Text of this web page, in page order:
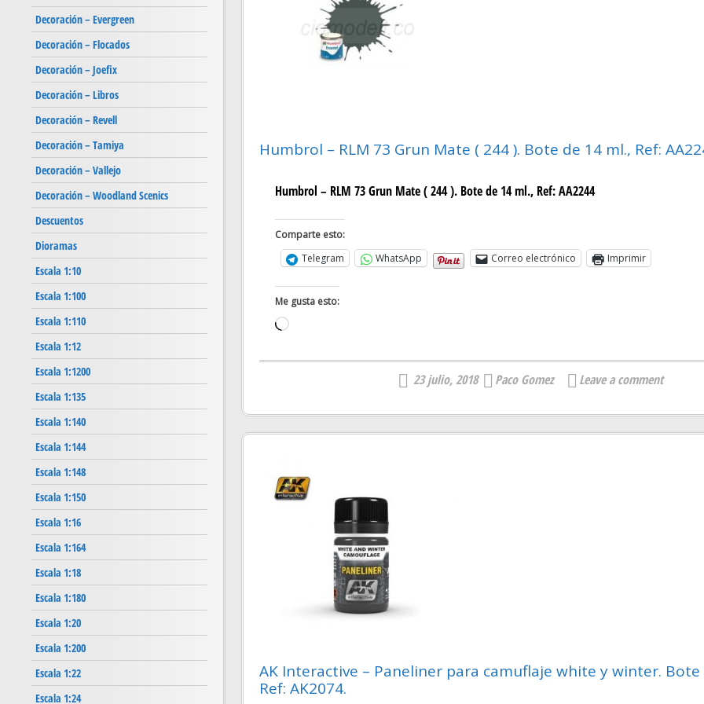
Humbrol – RLM 73 Grun Mate ( 244 ). Bote de 14 ml., Ref:
Humbrol – RLM 73 Grun Mate ( 244 ). Bote de 14 ml., Ref: AA2244
Comparte esto:
Telegram
WhatsApp Correo electrónico Imprimir
Me gusta esto:
Cargando...
23 julio, 2018 Paco Gomez Leave a comment
AK Interactive – Paneliner para camuflaje white y winter. Bote
Ref: AK2074.
Decoración – Evergreen
Decoración – Flocados
Decoración – Joefix
Decoración – Libros
Decoración – Revell
Decoración – Tamiya
Decoración – Vallejo
Decoración – Woodland Scenics
Descuentos
Dioramas
Escala 1:10
Escala 1:100
Escala 1:110
Escala 1:12
Escala 1:1200
Escala 1:135
Escala 1:140
Escala 1:144
Escala 1:148
Escala 1:150
Escala 1:16
Escala 1:164
Escala 1:18
Escala 1:180
Escala 1:20
Escala 1:200
Escala 1:22
Escala 1:24